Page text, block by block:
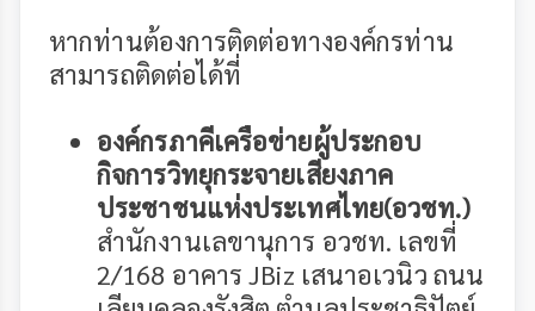
หากท่านต้องการติดต่อทางองค์กรท่าน
สามารถติดต่อได้ที่
องค์กรภาคีเครือข่ายผู้ประกอบ
กิจการวิทยุกระจายเสียงภาค
ประชาชนแห่งประเทศไทย(อวชท.)
สำนักงานเลขานุการ อวชท. เลขที่
2/168 อาคาร JBiz เสนาอเวนิว ถนน